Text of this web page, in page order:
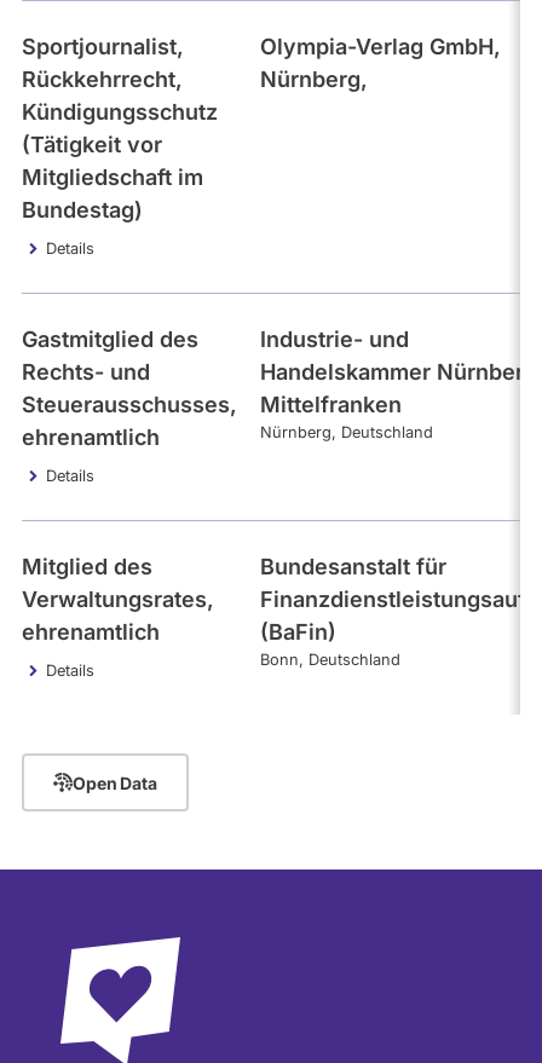
Sportjournalist,
Rückkehrrecht,
Kündigungsschutz
(Tätigkeit vor
Mitgliedschaft im
Bundestag)
Details
Olympia-Verlag GmbH,
Nürnberg,
Gastmitglied des
Rechts- und
Steuerausschusses,
ehrenamtlich
Details
Industrie- und
Handelskammer
Mittelfranken
Nürnberg Deutschland
Mitglied des
Verwaltungsrates,
ehrenamtlich
Details
Bundesanstalt für
(BaFin)
Bonn Deutschland
Open Data